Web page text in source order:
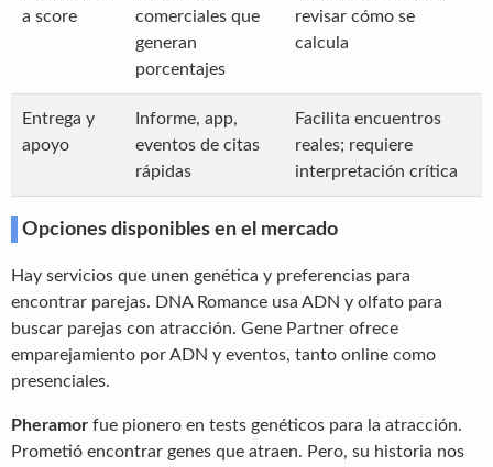
a score
comerciales que
generan
porcentajes
revisar cómo se
calcula
Entrega y
apoyo
Informe, app,
eventos de citas
rápidas
Facilita encuentros
reales; requiere
interpretación crítica
Opciones disponibles en el mercado
Hay servicios que unen genética y preferencias para
encontrar parejas. DNA Romance usa ADN y olfato para
buscar parejas con atracción. Gene Partner ofrece
emparejamiento por ADN y eventos, tanto online como
presenciales.
Pheramor fue pionero en tests genéticos para la atracción.
Prometió encontrar genes que atraen. Pero, su historia nos